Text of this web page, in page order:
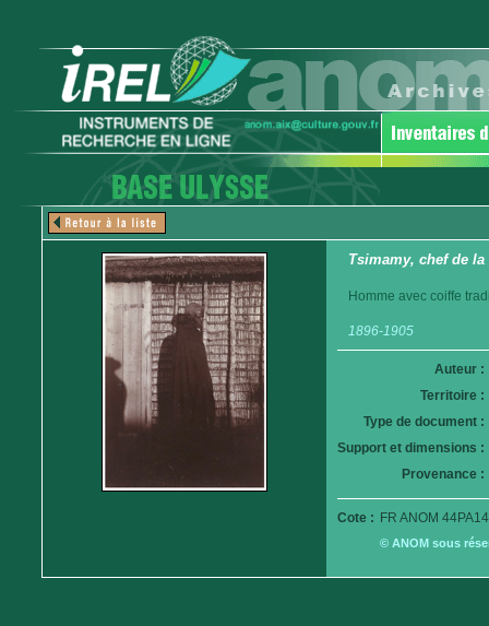
Tsimamy, chef de
Homme avec coiffe
1896-1905
Auteur :
Territoire :
Type de document :
Support et dimensions :
Provenance :
Cote : FR ANOM
© ANOM sous